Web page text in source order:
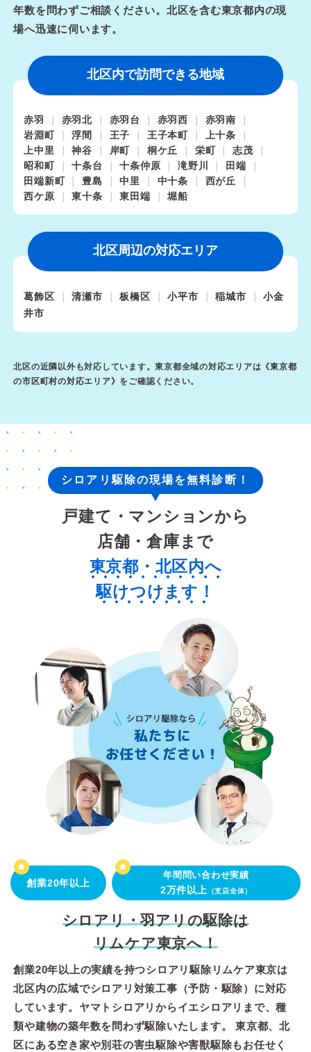
年数を問わずご相談ください。北区を含む東京都内の現
場へ迅速に伺います。
北区内で訪問できる地域
赤羽 赤羽北 赤羽台 赤羽西
赤羽南
岩淵町
浮間 王子 王子本町
上十条
上中里
神谷 岸町 桐ケ丘 栄町
志茂
昭和町
十条台 十条仲原 滝野川
田端
田端新町
豊島 中里 中十条
西が丘
西ケ原
東十条 東田端 堀船
北区周辺の対応エリア
葛飾区 清瀬市 板橋区 小平市 稲城市
小金
井市
北区の近隣以外も対応しています。東京都全域の対応エリアは《東京都
の市区町村の対応エリア》をご確認ください。
シロアリ駆除の現場を無料診断！
戸建て・マンションから
店舗・倉庫まで
東京都・北区内へ
駆けつけます！
創業20年以上
年間問い合わせ実績
2万件以上 （支店全体）
シロアリ・羽アリの駆除は
リムケア東京へ！
創業20年以上の実績を持つシロアリ駆除リムケア東京は
北区内の広域でシロアリ対策工事（予防・駆除）に対応
しています。ヤマトシロアリからイエシロアリまで、種
類や建物の築年数を問わず駆除いたします。 東京都、北
区にある空き家や別荘の害虫駆除や害獣駆除もお任せく